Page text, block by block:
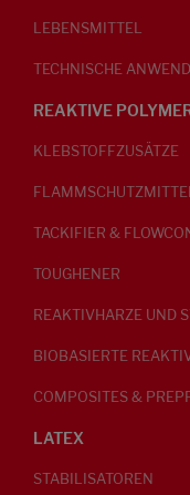
LEBENSMITTEL
TECHNISCHE
REAKTIVE
KLEBSTOFFZUSÄTZE
TACKIFIER &
TOUGHENER
REAKTIVHARZE UND
BIOBASIERTE
COMPOSITES &
LATEX
STABILISATOREN